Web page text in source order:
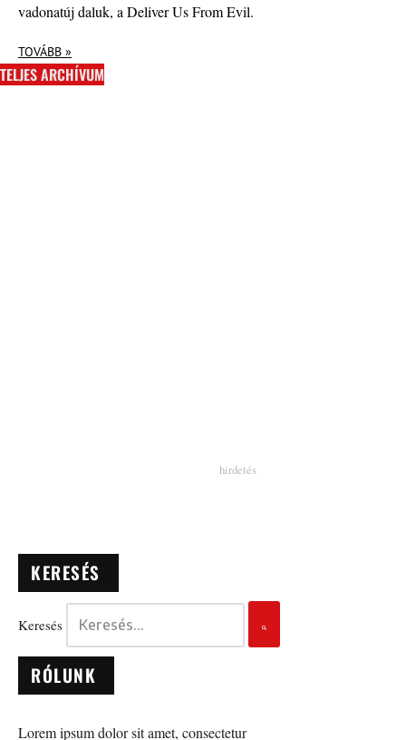
vadonatúj daluk, a Deliver Us From Evil.
TOVÁBB »
TELJES ARCHÍVUM
KERESÉS
Keresés
RÓLUNK
Lorem ipsum dolor sit amet, consectetur